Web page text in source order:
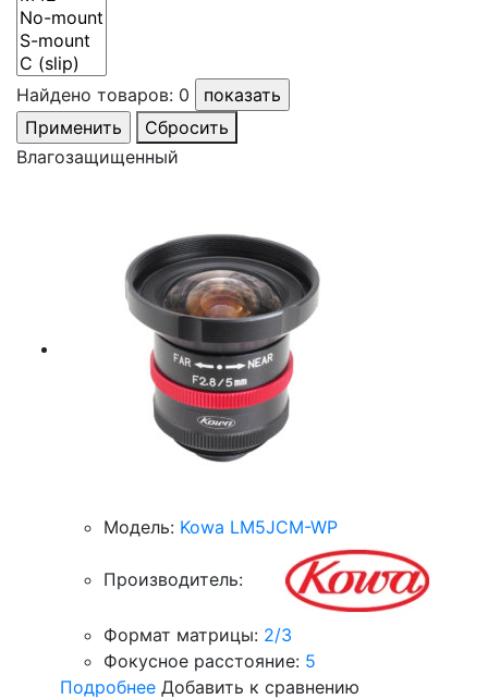
Найдено товаров: 0
Сбросить
Влагозащищенный
Модель: Kowa LM5JCM-WP
Производитель:
Формат матрицы: 2/3
Фокусное расстояние: 5
Подробнее Добавить к сравнению